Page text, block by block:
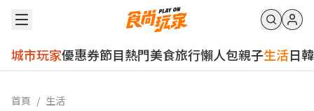
城市玩家優惠券節目熱門美食旅行懶人包親子生活日韓
首頁 / 生活